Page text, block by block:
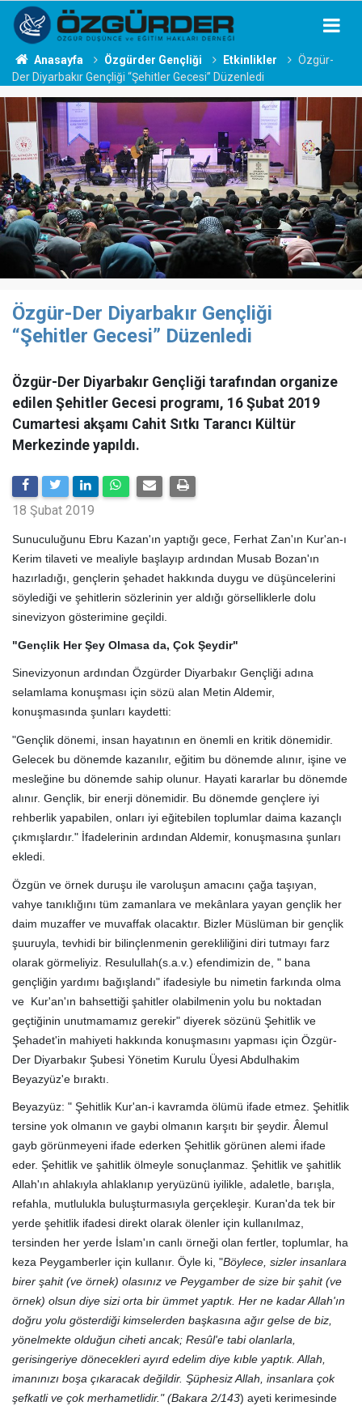
Anasayfa Özgürder Gençliği Etkinlikler
Özgür-
Der Diyarbakır Gençliği “Şehitler Gecesi” Düzenledi
Özgür-Der Diyarbakır Gençliği
“Şehitler Gecesi” Düzenledi
Özgür-Der Diyarbakır Gençliği tarafından organize
edilen Şehitler Gecesi programı, 16 Şubat 2019
Cumartesi akşamı Cahit Sıtkı Tarancı Kültür
Merkezinde yapıldı.
18 Şubat 2019
Sunuculuğunu Ebru Kazan'ın yaptığı gece, Ferhat Zan'ın Kur'an-ı
Kerim tilaveti ve mealiyle başlayıp ardından Musab Bozan'ın
hazırladığı, gençlerin şehadet hakkında duygu ve düşüncelerini
söylediği ve şehitlerin sözlerinin yer aldığı görselliklerle dolu
sinevizyon gösterimine geçildi.
"Gençlik Her Şey Olmasa da, Çok Şeydir"
Sinevizyonun ardından Özgürder Diyarbakır Gençliği adına
selamlama konuşması için sözü alan Metin Aldemir,
konuşmasında şunları kaydetti:
"Gençlik dönemi, insan hayatının en önemli en kritik dönemidir.
Gelecek bu dönemde kazanılır, eğitim bu dönemde alınır, işine ve
mesleğine bu dönemde sahip olunur. Hayati kararlar bu dönemde
alınır. Gençlik, bir enerji dönemidir. Bu dönemde gençlere iyi
rehberlik yapabilen, onları iyi eğitebilen toplumlar daima kazançlı
çıkmışlardır." İfadelerinin ardından Aldemir, konuşmasına şunları
ekledi.
Özgün ve örnek duruşu ile varoluşun amacını çağa taşıyan,
vahye tanıklığını tüm zamanlara ve mekânlara yayan gençlik her
daim muzaffer ve muvaffak olacaktır. Bizler Müslüman bir gençlik
şuuruyla, tevhidi bir bilinçlenmenin gerekliliğini diri tutmayı farz
olarak görmeliyiz. Resulullah(s.a.v.) efendimizin de, " bana
gençliğin yardımı bağışlandı" ifadesiyle bu nimetin farkında olma
ve Kur'an'ın bahsettiği şahitler olabilmenin yolu bu noktadan
geçtiğinin unutmamamız gerekir" diyerek sözünü Şehitlik ve
Şehadet'in mahiyeti hakkında konuşmasını yapması için Özgür-
Der Diyarbakır Şubesi Yönetim Kurulu Üyesi Abdulhakim
Beyazyüz'e bıraktı.
Beyazyüz: " Şehitlik Kur'an-i kavramda ölümü ifade etmez. Şehitlik
tersine yok olmanın ve gaybi olmanın karşıtı bir şeydir. Âlemul
gayb görünmeyeni ifade ederken Şehitlik görünen alemi ifade
eder. Şehitlik ve şahitlik ölmeyle sonuçlanmaz. Şehitlik ve şahitlik
Allah'ın ahlakıyla ahlaklanıp yeryüzünü iyilikle, adaletle, barışla,
refahla, mutlulukla buluşturmasıyla gerçekleşir. Kuran'da tek bir
yerde şehitlik ifadesi direkt olarak ölenler için kullanılmaz,
tersinden her yerde İslam'ın canlı örneği olan fertler, toplumlar, ha
keza Peygamberler için kullanır. Öyle ki, "Böylece, sizler insanlara
birer şahit (ve örnek) olasınız ve Peygamber de size bir şahit (ve
örnek) olsun diye sizi orta bir ümmet yaptık. Her ne kadar Allah'ın
doğru yolu gösterdiği kimselerden başkasına ağır gelse de biz,
yönelmekte olduğun ciheti ancak; Resûl'e tabi olanlarla,
gerisingeriye dönecekleri ayırd edelim diye kıble yaptık. Allah,
imanınızı boşa çıkaracak değildir. Şüphesiz Allah, insanlara çok
şefkatli ve çok merhametlidir." (Bakara 2/143) ayeti kerimesinde